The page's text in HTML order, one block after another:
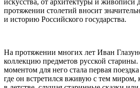
протяжении столетий вносит
и историю Российского государства.
На протяжении многих лет Иван
коллекцию предметов русской
моментом для него стала первая
где он встретился вживую с тем миром,